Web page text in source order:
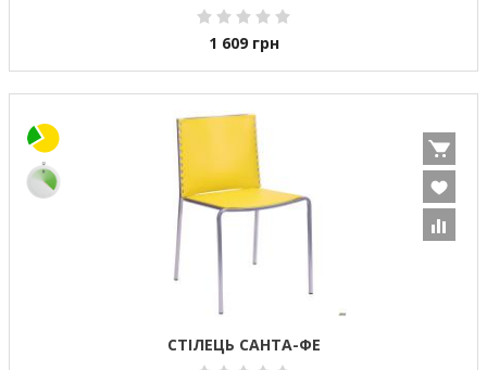
1 609 грн
СТІЛЕЦЬ САНТА-ФЕ